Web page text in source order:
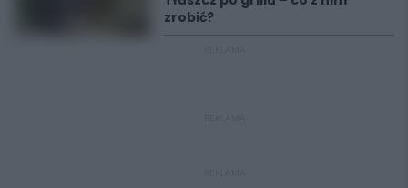
zrobić?